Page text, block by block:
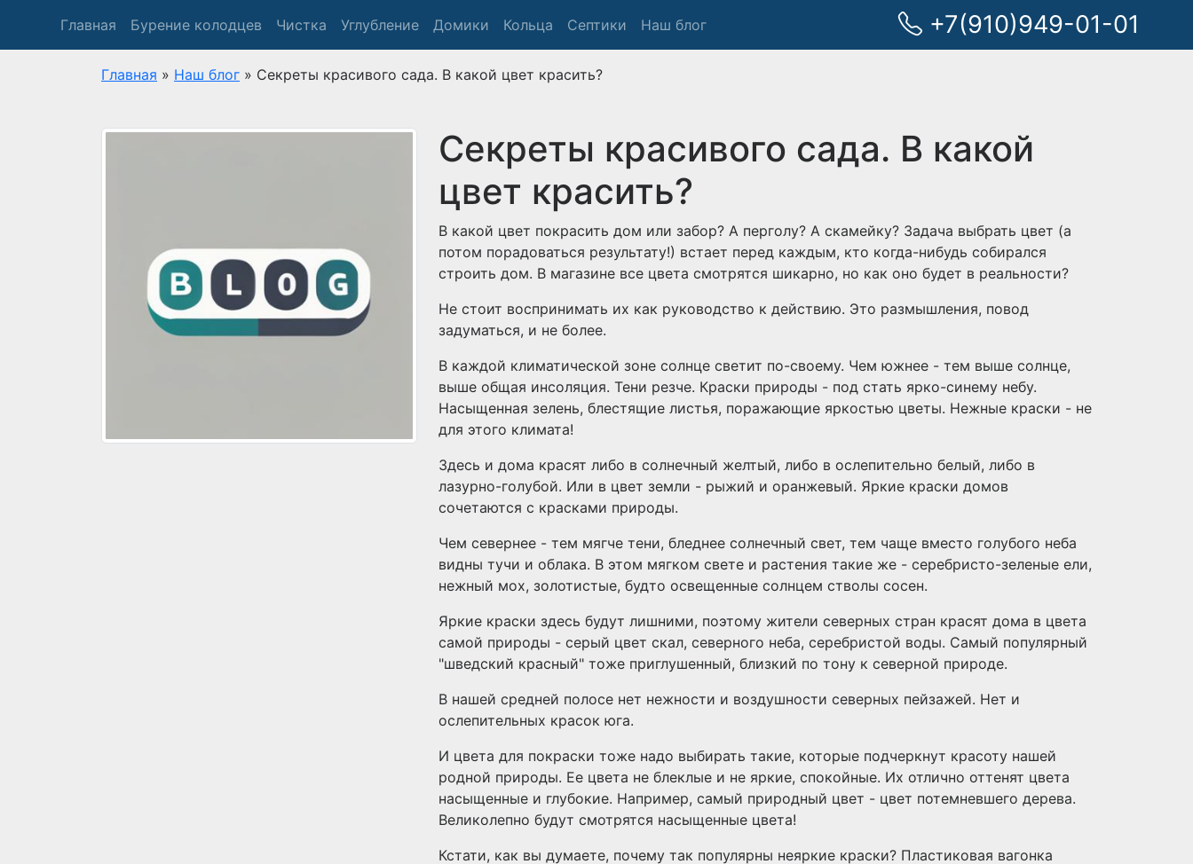
Главная Бурение колодцев Чистка Углубление Домики Кольца Септики Наш блог +7(910)949-01-01
Главная » Наш блог » Секреты красивого сада. В какой цвет красить?
Секреты красивого сада. В какой
цвет красить?
В какой цвет покрасить дом или забор? А перголу? А скамейку? Задача выбрать цвет (а
потом порадоваться результату!) встает перед каждым, кто когда-нибудь собирался
строить дом. В магазине все цвета смотрятся шикарно, но как оно будет в реальности?
Не стоит воспринимать их как руководство к действию. Это размышления, повод
задуматься, и не более.
В каждой климатической зоне солнце светит по-своему. Чем южнее - тем выше солнце,
выше общая инсоляция. Тени резче. Краски природы - под стать ярко-синему небу.
Насыщенная зелень, блестящие листья, поражающие яркостью цветы. Нежные краски - не
для этого климата!
Здесь и дома красят либо в солнечный желтый, либо в ослепительно белый, либо в
лазурно-голубой. Или в цвет земли - рыжий и оранжевый. Яркие краски домов
сочетаются с красками природы.
Чем севернее - тем мягче тени, бледнее солнечный свет, тем чаще вместо голубого неба
видны тучи и облака. В этом мягком свете и растения такие же - серебристо-зеленые ели,
нежный мох, золотистые, будто освещенные солнцем стволы сосен.
Яркие краски здесь будут лишними, поэтому жители северных стран красят дома в цвета
самой природы - серый цвет скал, северного неба, серебристой воды. Самый популярный
"шведский красный" тоже приглушенный, близкий по тону к северной природе.
В нашей средней полосе нет нежности и воздушности северных пейзажей. Нет и
ослепительных красок юга.
И цвета для покраски тоже надо выбирать такие, которые подчеркнут красоту нашей
родной природы. Ее цвета не блеклые и не яркие, спокойные. Их отлично оттенят цвета
насыщенные и глубокие. Например, самый природный цвет - цвет потемневшего дерева.
Великолепно будут смотрятся насыщенные цвета!
Кстати, как вы думаете, почему так популярны неяркие краски? Пластиковая вагонка